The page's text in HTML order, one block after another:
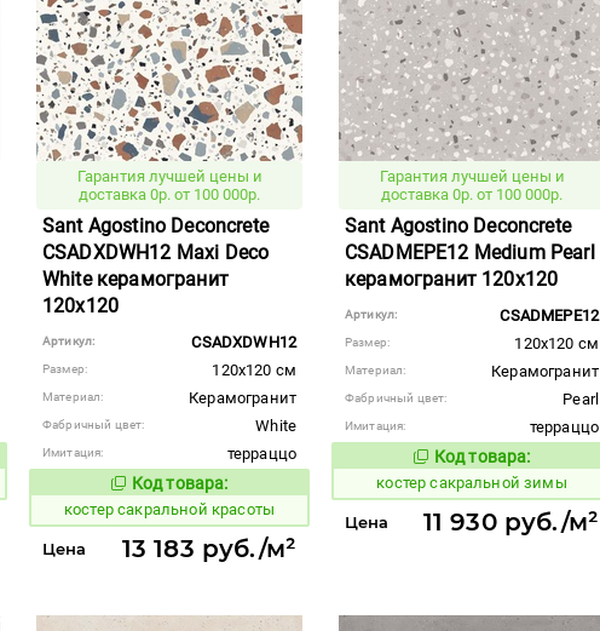
Гарантия лучшей цены и
доставка 0р. от 100 000р.
Sant Agostino Deconcrete
CSADXDWH12 Maxi Deco
White керамогранит
120x120
Артикул: CSADXDWH12
Размер: 120x120 см
Материал: Керамогранит
Фабричный цвет: White
Имитация:
терраццо
Код товара:
806915 Код товара:
костер сакральной красоты
Цена 13 183 руб./м²
Гарантия лучшей цены и
доставка 0р. от 100 000р.
Sant Agostino Deconcrete
CSADMEPE12 Medium Pearl
керамогранит 120x120
Артикул: CSADMEPE12
Размер: 120x120 см
Материал: Керамогранит
Фабричный цвет: Pearl
Имитация:
терраццо
Код товара:
806907 Код товара:
костер сакральной зимы
Цена 11 930 руб./м²